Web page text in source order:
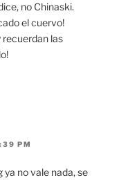
no Chinaski.
el cuervo!
recuerdan las
PM
no vale nada, se